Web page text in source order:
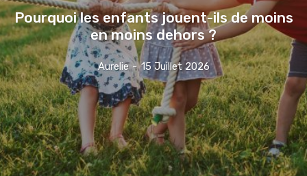
Pourquoi les enfants jouent-ils de moins
en moins dehors ?
Aurelie - 15 Juillet 2026